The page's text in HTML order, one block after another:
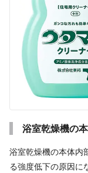
浴室乾燥機の
浴室乾燥機の本体内
る強度低下の原因に